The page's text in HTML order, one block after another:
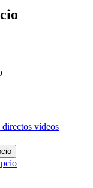
directos vídeos